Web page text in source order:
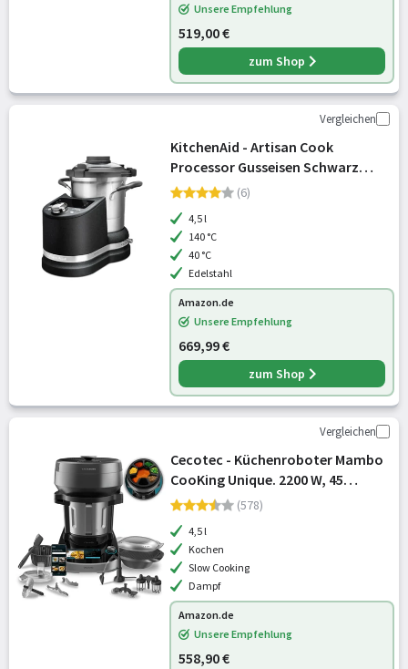
Unsere Empfehlung
519,00 €
zum Shop
Vergleichen
KitchenAid - Artisan Cook
Processor Gusseisen Schwarz
5KCF0201EBK neues Modell
(6)
4,5 l
140 °C
40 °C
Edelstahl
Amazon.de
Unsere Empfehlung
669,99 €
zum Shop
Vergleichen
Cecotec - Küchenroboter Mambo
CooKing Unique. 2200 W, 45
Funktionen(578)
4,5 l
Kochen
Slow Cooking
Dampf
Amazon.de
Unsere Empfehlung
558,90 €